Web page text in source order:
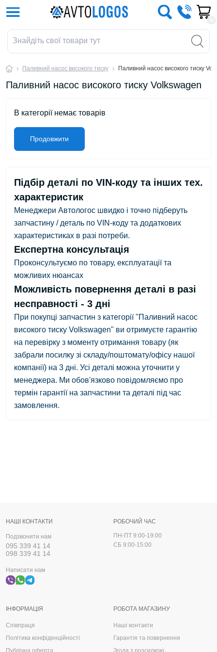
Паливний насос високого тиску Паливний насос високого тиску
Паливний насос високого тиску Volkswagen
В категорії немає товарів
Продовжити
Підбір деталі по VIN-коду та інших тех.
характеристик
Менеджери Автологос швидко і точно підберуть
запчастину / деталь по VIN-коду та додаткових
характеристиках в разі потреби.
Експертна консультація
Проконсультуємо по товару, експлуатації та
можливих нюансах
Можливість повернення деталі в разі
несправності - 3 дні
При покупці запчастин з категорії "Паливний насос
високого тиску Volkswagen" ви отримуєте гарантію
на перевірку з моменту отримання товару (як
забрали посилку зі складу/поштомату/офісу нашої
компанії) на 3 дні. Усі деталі можна уточнити у
менеджера. Ми обов'язково повідомляємо про
термін гарантії на запчастини та деталі під час
замовлення.
НАШІ КОНТАКТИ
Подзвонити нам
095 339 41 14
098 339 41 14
Написати нам
РОБОТА МАГАЗИНУ
Наші контакти
Гарантія та повернення
Згода з розсилкою
ІНФОРМАЦІЯ
Співпраця
Політика конфіденційності
Публічна оферта
РОБОЧИЙ ЧАС
ПН-ПТ 9:00-19:00
СБ 9:00-15:00